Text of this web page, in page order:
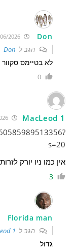
Don
הגב ל Don
לא בטיימס
0
MacLeod 1
s=20
אין כמו ניו יורק
3
Florida man
הגב ל 1
גדול